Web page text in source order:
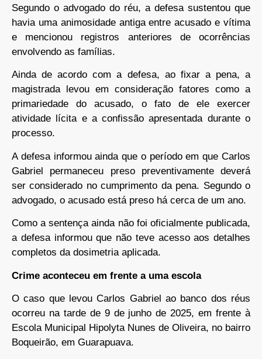
Segundo o advogado do réu, a defesa sustentou que
havia uma animosidade antiga entre acusado e vítima
e mencionou registros anteriores de ocorrências
envolvendo as famílias.
Ainda de acordo com a defesa, ao fixar a pena, a
magistrada levou em consideração fatores como a
primariedade do acusado, o fato de ele exercer
atividade lícita e a confissão apresentada durante o
processo.
A defesa informou ainda que o período em que Carlos
Gabriel permaneceu preso preventivamente deverá
ser considerado no cumprimento da pena. Segundo o
advogado, o acusado está preso há cerca de um ano.
Como a sentença ainda não foi oficialmente publicada,
a defesa informou que não teve acesso aos detalhes
completos da dosimetria aplicada.
Crime aconteceu em frente a uma escola
O caso que levou Carlos Gabriel ao banco dos réus
ocorreu na tarde de 9 de junho de 2025, em frente à
Escola Municipal Hipolyta Nunes de Oliveira, no bairro
Boqueirão, em Guarapuava.